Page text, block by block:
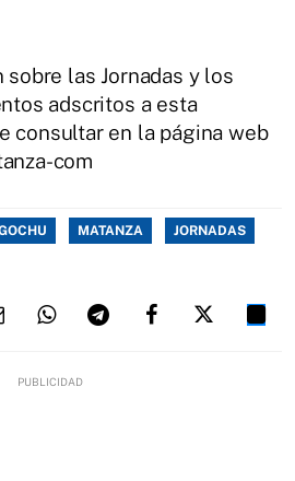
las Jornadas y los
adscritos a esta
consultar en la página web
com
MATANZA JORNADAS